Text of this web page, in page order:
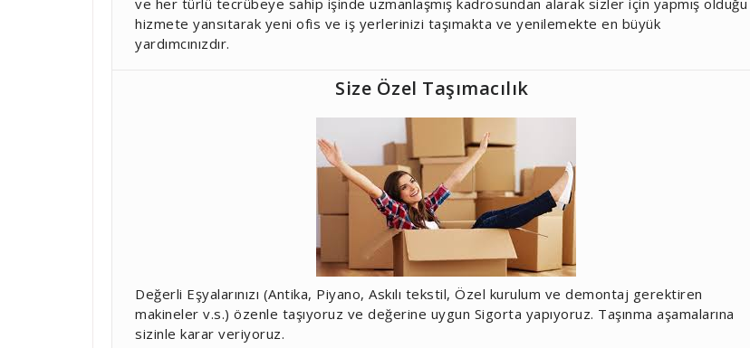
ve her türlü tecrübeye sahip işinde uzmanlaşmış kadrosundan alarak sizler için yapmış olduğu
hizmete yansıtarak yeni ofis ve iş yerlerinizi taşımakta ve yenilemekte en büyük
yardımcınızdır.
Size Özel Taşımacılık
Değerli Eşyalarınızı (Antika, Piyano, Askılı tekstil, Özel kurulum ve demontaj gerektiren
makineler v.s.) özenle taşıyoruz ve değerine uygun Sigorta yapıyoruz. Taşınma aşamalarına
sizinle karar veriyoruz.